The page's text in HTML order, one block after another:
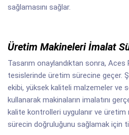
sağlamasını sağlar.
Üretim Makineleri İmalat
Tasarım onaylandıktan sonra,
tesislerinde üretim sürecine geçer.
ekibi, yüksek kaliteli malzemeler ve
kullanarak makinaların imalatını
kalite kontrolleri uygulanır ve
sürecin doğruluğunu sağlamak için